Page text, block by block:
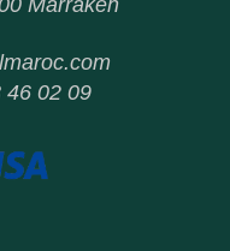
Marrakeh
46 02 09